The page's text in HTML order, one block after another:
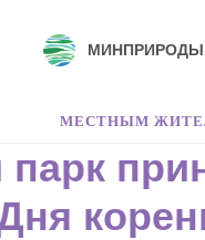
МЕСТНЫМ